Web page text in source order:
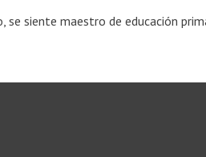
siente maestro de educación